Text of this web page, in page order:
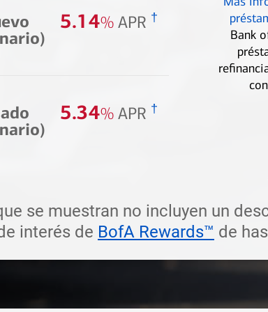
5.14% APR †
5.34% APR †
Bank
se muestran no incluyen un
interés de BofA Rewards™ de